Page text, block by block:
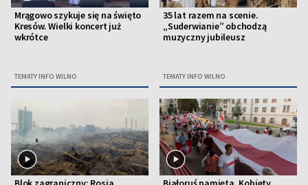
Mrągowo szykuje się na święto
Kresów. Wielki koncert już
wkrótce
TEMATY INFO WILNO
35 lat razem na scenie.
„Suderwianie” obchodzą
muzyczny jubileusz
TEMATY INFO WILNO